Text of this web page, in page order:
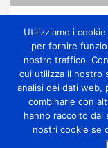
qualche
1 giorno ago
Copyright
Utilizziamo i
per fornire
nostro traffico.
cui utilizza il nostro
analisi dei dati web,
combinarle con
hanno raccolto dal
nostri cookie se